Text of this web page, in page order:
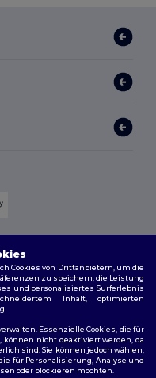
Cookies von Drittanbietern, um die
zu speichern, die Leistung
und personalisiertes Surferlebnis
Inhalt, optimierten
Essenzielle Cookies, die für
nicht deaktiviert werden, da
sind. Sie können jedoch wählen,
für Personalisierung, Analyse und
oder blockieren möchten.